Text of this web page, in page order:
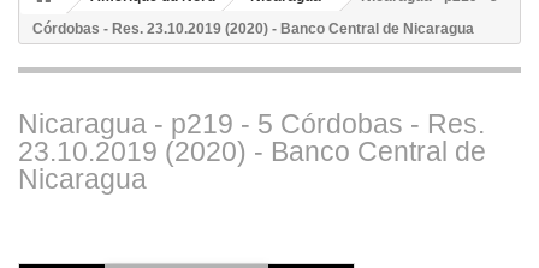
Córdobas - Res. 23.10.2019 (2020) - Banco Central de Nicaragua
Nicaragua - p219 - 5 Córdobas - Res.
23.10.2019 (2020) - Banco Central de
Nicaragua